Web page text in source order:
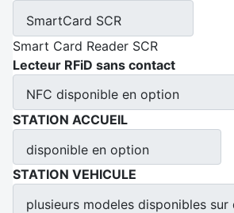
SmartCard SCR
Smart Card Reader SCR
Lecteur RFiD sans contact
NFC disponible en option
STATION ACCUEIL
disponible en option
STATION VEHICULE
plusieurs modeles disponibles sur